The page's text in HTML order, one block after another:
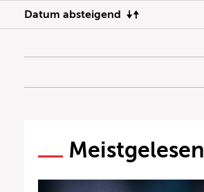
Datum absteigend
Meistgelesen